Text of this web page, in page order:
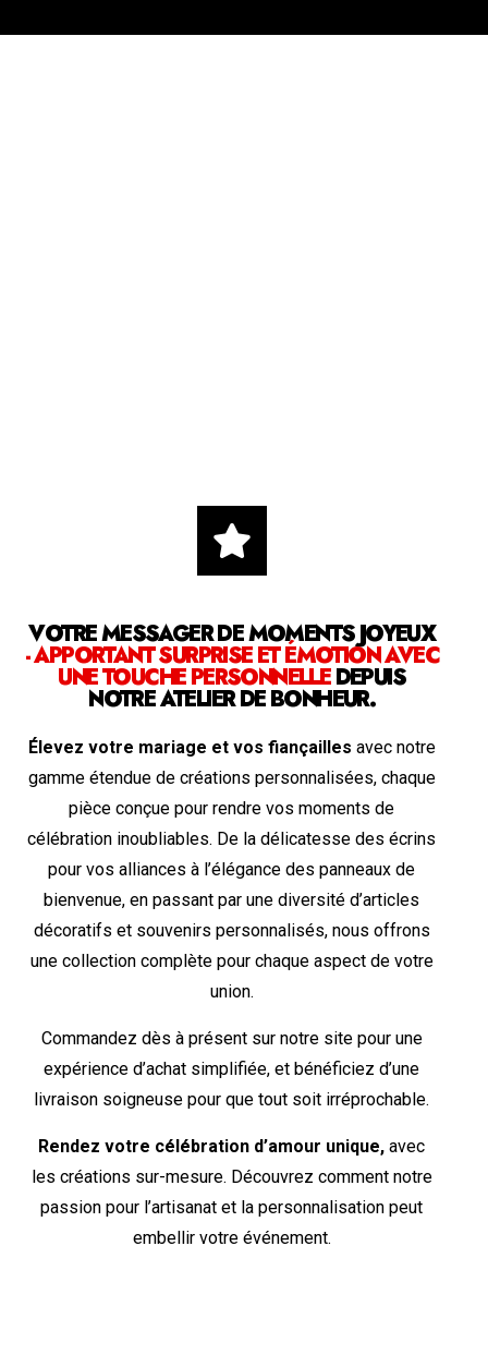
VOTRE MESSAGER DE MOMENTS JOYEUX
- APPORTANT SURPRISE ET ÉMOTION AVEC
UNE TOUCHE PERSONNELLEDEPUIS
NOTRE ATELIER DE BONHEUR.
Élevez votre mariage et vos fiançailles avec notre
gamme étendue de créations personnalisées, chaque
pièce conçue pour rendre vos moments de
célébration inoubliables. De la délicatesse des écrins
pour vos alliances à l’élégance des panneaux de
bienvenue, en passant par une diversité d’articles
décoratifs et souvenirs personnalisés, nous offrons
une collection complète pour chaque aspect de votre
union.
Commandez dès à présent sur notre site pour une
expérience d’achat simplifiée, et bénéficiez d’une
livraison soigneuse pour que tout soit irréprochable.
Rendez votre célébration d’amour unique, avec
les créations sur-mesure. Découvrez comment notre
passion pour l’artisanat et la personnalisation peut
embellir votre événement.